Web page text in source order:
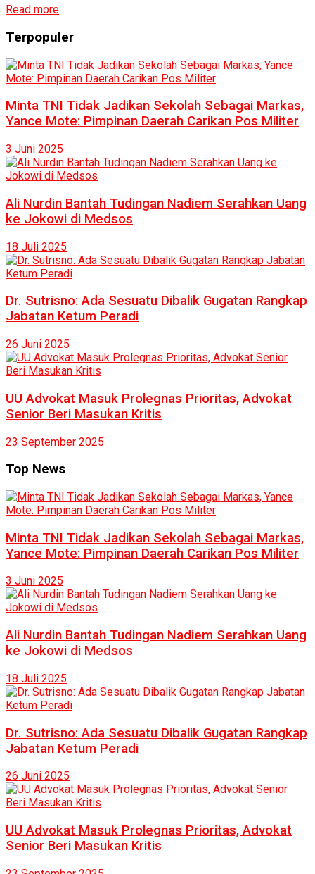
Read more
Terpopuler
Minta TNI Tidak Jadikan Sekolah Sebagai Markas,
Yance Mote: Pimpinan Daerah Carikan Pos Militer
3 Juni 2025
Ali Nurdin Bantah Tudingan Nadiem Serahkan Uang
ke Jokowi di Medsos
18 Juli 2025
Dr. Sutrisno: Ada Sesuatu Dibalik Gugatan Rangkap
Jabatan Ketum Peradi
26 Juni 2025
UU Advokat Masuk Prolegnas Prioritas, Advokat
Senior Beri Masukan Kritis
23 September 2025
Top News
Minta TNI Tidak Jadikan Sekolah Sebagai Markas,
Yance Mote: Pimpinan Daerah Carikan Pos Militer
3 Juni 2025
Ali Nurdin Bantah Tudingan Nadiem Serahkan Uang
ke Jokowi di Medsos
18 Juli 2025
Dr. Sutrisno: Ada Sesuatu Dibalik Gugatan Rangkap
Jabatan Ketum Peradi
26 Juni 2025
UU Advokat Masuk Prolegnas Prioritas, Advokat
Senior Beri Masukan Kritis